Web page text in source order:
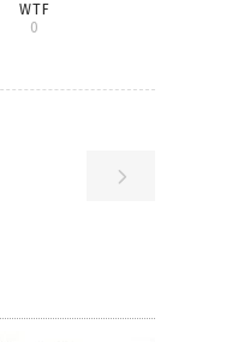
WTF
0